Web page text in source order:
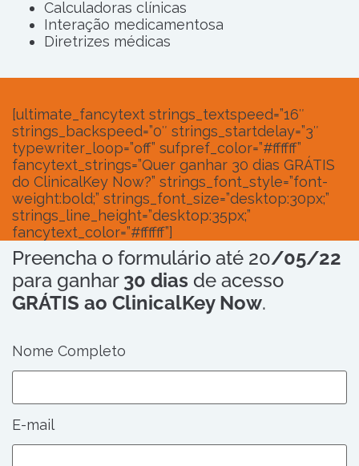
Calculadoras clínicas
Interação medicamentosa
Diretrizes médicas
[ultimate_fancytext strings_textspeed=”16″
strings_backspeed=”0″ strings_startdelay=”3″
typewriter_loop=”off” sufpref_color=”#ffffff”
fancytext_strings=”Quer ganhar 30 dias GRÁTIS
do ClinicalKey Now?” strings_font_style=”font-
weight:bold;” strings_font_size=”desktop:30px;”
strings_line_height=”desktop:35px;”
fancytext_color=”#ffffff”]
Preencha o formulário até 20/05/22
para ganhar 30 dias de acesso
GRÁTIS ao ClinicalKey Now.
Nome Completo
E-mail